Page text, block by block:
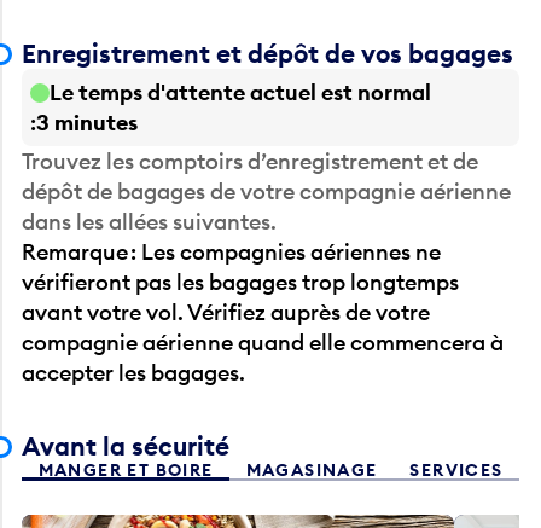
Enregistrement et dépôt de vos bagages
Le temps d'attente actuel est normal
3 minutes
Trouvez les comptoirs d’enregistrement et de
dépôt de bagages de votre compagnie aérienne
dans les allées suivantes.
Remarque : Les compagnies aériennes ne
vérifieront pas les bagages trop longtemps
avant votre vol. Vérifiez auprès de votre
compagnie aérienne quand elle commencera à
accepter les bagages.
Avant la sécurité
MANGER ET BOIRE MAGASINAGE SERVICES